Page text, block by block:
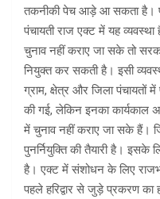
तकनीकी पेच आड़े आ सकता है।
पंचायती राज एक्ट में यह
चुनाव नहीं कराए जा सके तो
नियुक्त कर सकती है। इसी
ग्राम, क्षेत्र और जिला पंचायतों
की गई, लेकिन इनका कार्यकाल
में चुनाव नहीं कराए जा सके हैं।
पुनर्नियुक्ति की तैयारी है। इसके
है। एक्ट में संशोधन के लिए
पहले हरिद्वार से जुड़े प्रकरण का